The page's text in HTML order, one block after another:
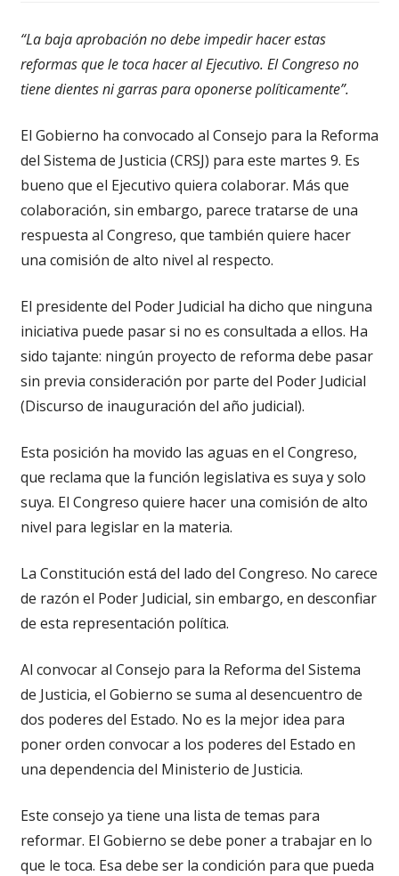
“La baja aprobación no debe impedir hacer estas
reformas que le toca hacer al Ejecutivo. El Congreso no
tiene dientes ni garras para oponerse políticamente”.
El Gobierno ha convocado al Consejo para la Reforma
del Sistema de Justicia (CRSJ) para este martes 9. Es
bueno que el Ejecutivo quiera colaborar. Más que
colaboración, sin embargo, parece tratarse de una
respuesta al Congreso, que también quiere hacer
una comisión de alto nivel al respecto.
El presidente del Poder Judicial ha dicho que ninguna
iniciativa puede pasar si no es consultada a ellos. Ha
sido tajante: ningún proyecto de reforma debe pasar
sin previa consideración por parte del Poder Judicial
(Discurso de inauguración del año judicial).
Esta posición ha movido las aguas en el Congreso,
que reclama que la función legislativa es suya y solo
suya. El Congreso quiere hacer una comisión de alto
nivel para legislar en la materia.
La Constitución está del lado del Congreso. No carece
de razón el Poder Judicial, sin embargo, en desconfiar
de esta representación política.
Al convocar al Consejo para la Reforma del Sistema
de Justicia, el Gobierno se suma al desencuentro de
dos poderes del Estado. No es la mejor idea para
poner orden convocar a los poderes del Estado en
una dependencia del Ministerio de Justicia.
Este consejo ya tiene una lista de temas para
reformar. El Gobierno se debe poner a trabajar en lo
que le toca. Esa debe ser la condición para que pueda